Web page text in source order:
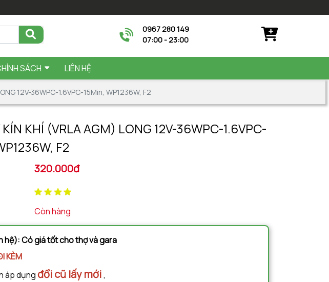
0967 280 149
07:00 - 23:00
SÁCH LIÊN HỆ
12V-36WPC-1.6VPC-15Min, WP1236W, F2
KHÍ (VRLA AGM) LONG 12V-36WPC-1.6VPC-
F2
320.000đ
Còn hàng
hệ): Có giá tốt cho thợ và gara
KÈM
áp dụngđổi cũ lấy mới ,